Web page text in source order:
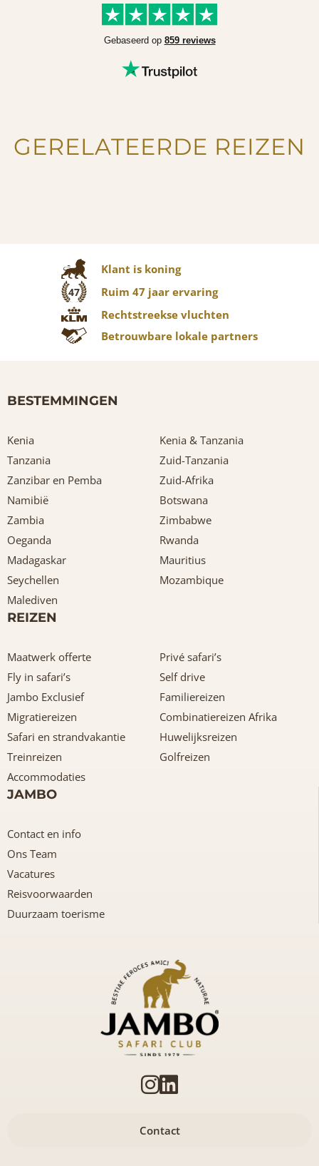
Gebaseerd op 859 reviews
GERELATEERDE REIZEN
Klant is koning
47
Ruim 47 jaar ervaring
Rechtstreekse vluchten
Betrouwbare lokale partners
BESTEMMINGEN
Kenia
Kenia & Tanzania
Tanzania
Zuid-Tanzania
Zanzibar en Pemba
Zuid-Afrika
Namibië
Botswana
Zambia
Zimbabwe
Oeganda
Rwanda
Madagaskar
Mauritius
Seychellen
Mozambique
Malediven
REIZEN
Maatwerk offerte
Privé safari’s
Fly in safari’s
Self drive
Jambo Exclusief
Familiereizen
Migratiereizen
Combinatiereizen Afrika
Safari en strandvakantie
Huwelijksreizen
Treinreizen
Golfreizen
Accommodaties
JAMBO
Contact en info
Ons Team
Vacatures
Reisvoorwaarden
Duurzaam toerisme
Contact